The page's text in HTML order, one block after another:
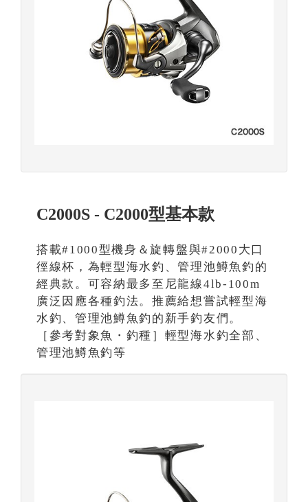
C2000S - C2000型基本款
搭載#1000型機身＆旋轉盤與#2000大口
徑線杯，為輕型海水釣、管理池鱒魚釣的
經典款。可容納最多至尼龍線4lb-100m
廣泛因應各種釣法。推薦給想嘗試輕型海
水釣、管理池鱒魚釣的新手釣友們。
［參考對象魚・釣種］輕型海水釣全部、
管理池鱒魚釣等